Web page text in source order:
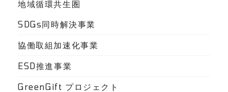
地域循環共生圏
SDGs同時解決事業
協働取組加速化事業
ESD推進事業
GreenGift プロジェクト